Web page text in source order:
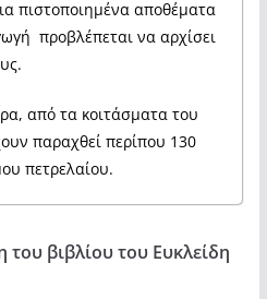
πιστοποιημένα αποθέματα
προβλέπεται να αρχίσει
από τα κοιτάσματα του
παραχθεί περίπου 130
πετρελαίου.
βιβλίου του Ευκλείδη